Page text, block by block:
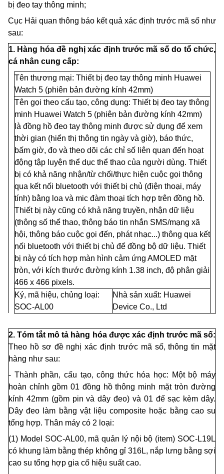
bị đeo tay thông minh;
Cục Hải quan thông báo kết quả xác định trước mã số như
sau:
1. Hàng hóa đề nghị xác định trước mã số do tổ chức,
cá nhân cung cấp:
Tên thương mại: Thiết bị đeo tay thông minh Huawei
Watch 5 (phiên bản đường kính 42mm)
Tên gọi theo cấu tạo, công dụng: Thiết bị đeo tay thông
minh Huawei Watch 5 (phiên bản đường kính 42mm)
là đồng hồ đeo tay thông minh được sử dụng để xem
thời gian (hiển thị thông tin ngày và giờ), báo thức,
bấm giờ, đo và theo dõi các chỉ số liên quan đến hoạt
động tập luyện thể dục thể thao của người dùng. Thiết
bị có khả năng nhận/từ chối/thực hiện cuộc gọi thông
qua kết nối bluetooth với thiết bị chủ (điện thoại, máy
tính) bằng loa và mic đàm thoại tích hợp trên đồng hồ.
Thiết bị này cũng có khả năng truyền, nhận dữ liệu
(thông số thể thao, thông báo tin nhắn SMS/mạng xã
hội, thông báo cuộc gọi đến, phát nhạc...) thông qua kết
nối bluetooth với thiết bị chủ để đồng bộ dữ liệu. Thiết
bị này có tích hợp màn hình cảm ứng AMOLED mặt
tròn, với kích thước đường kính 1.38 inch, độ phân giải
466 x 466 pixels.
Ký, mã hiệu, chủng loại:
SOC-AL00
Nhà sản xuất: Huawei
Device Co., Ltd
2. Tóm tắt mô tả hàng hóa được xác định trước mã số:
Theo hồ sơ đề nghị xác định trước mã số, thông tin mặt
hàng như sau:
- Thành phần, cấu tạo, công thức hóa học: Một bộ máy
hoàn chỉnh gồm 01 đồng hồ thông minh mặt tròn đường
kính 42mm (gồm pin và dây đeo) và 01 đế sạc kèm dây.
Dây đeo làm bằng vật liệu composite hoặc bằng cao su
tổng hợp. Thân máy có 2 loại:
(1) Model SOC-AL00, mã quản lý nội bộ (item) SOC-L19L
có khung làm bằng thép không gỉ 316L, nắp lưng bằng sợi
cao su tổng hợp gia cố hiệu suất cao.